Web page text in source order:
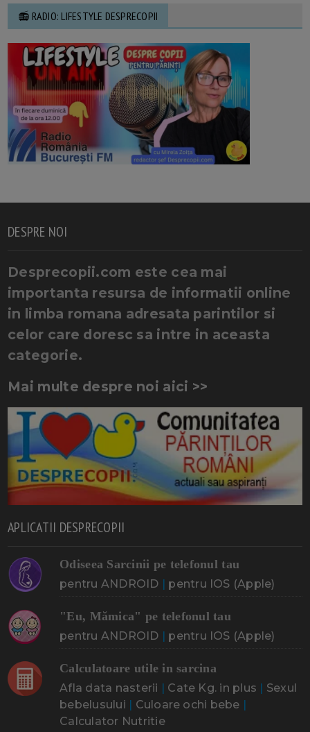
📻 RADIO: LIFESTYLE DESPRECOPII
DESPRE NOI
Desprecopii.com este cea mai
importanta resursa de informatii online
in limba romana adresata parintilor si
celor care doresc sa intre in aceasta
categorie.
Mai multe despre noi aici >>
APLICATII DESPRECOPII
Odiseea Sarcinii pe telefonul tau
pentru ANDROID pentru IOS (Apple)
"Eu, Mămica" pe telefonul tau
pentru ANDROID pentru IOS (Apple)
Calculatoare utile in sarcina
Afla data nasterii Cate Kg. in plus
Sexul
bebelusului
Culoare ochi bebe
Calculator Nutritie